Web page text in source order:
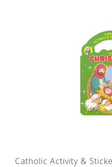
Catholic Activity &